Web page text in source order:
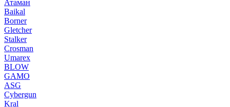
Атаман
Baikal
Borner
Gletcher
Stalker
Crosman
Umarex
BLOW
GAMO
ASG
Cybergun
Kral